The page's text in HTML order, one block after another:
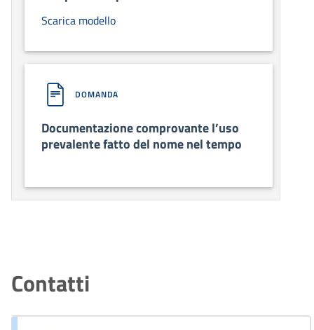
Scarica modello
DOMANDA
Documentazione comprovante l’uso
prevalente fatto del nome nel tempo
Contatti